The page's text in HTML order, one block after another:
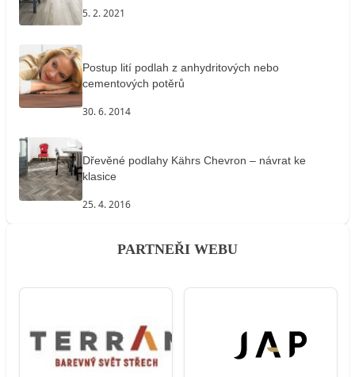
5. 2. 2021
Postup lití podlah z anhydritových nebo
cementových potěrů
30. 6. 2014
Dřevěné podlahy Kährs Chevron – návrat ke
klasice
25. 4. 2016
PARTNEŘI WEBU